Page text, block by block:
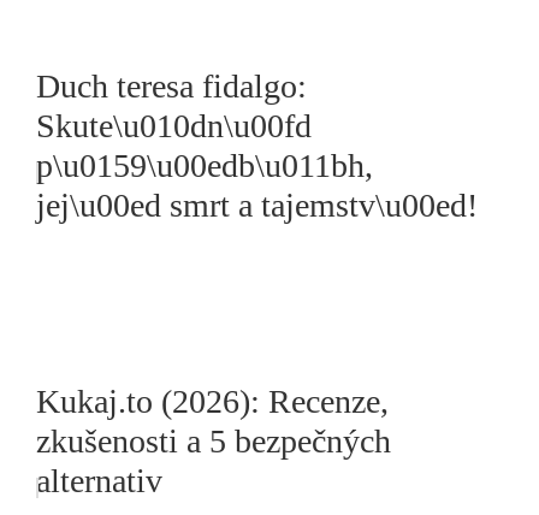
Duch teresa fidalgo:
Skute\u010dn\u00fd
p\u0159\u00edb\u011bh,
jej\u00ed smrt a tajemstv\u00ed!
Kukaj.to (2026): Recenze,
zkušenosti a 5 bezpečných
alternativ